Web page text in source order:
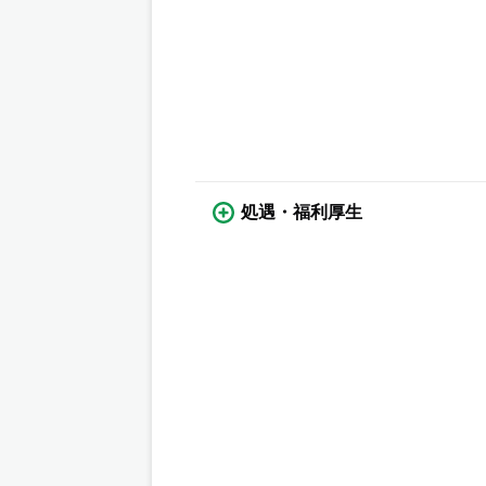
処遇・福利厚生